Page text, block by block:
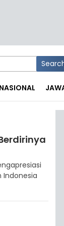
NASIONAL
Indonesia